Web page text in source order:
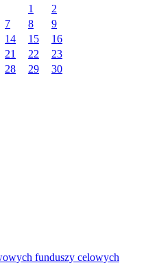
1
2
7 8
9
14 15
16
21 22
23
28 29
30
funduszy celowych